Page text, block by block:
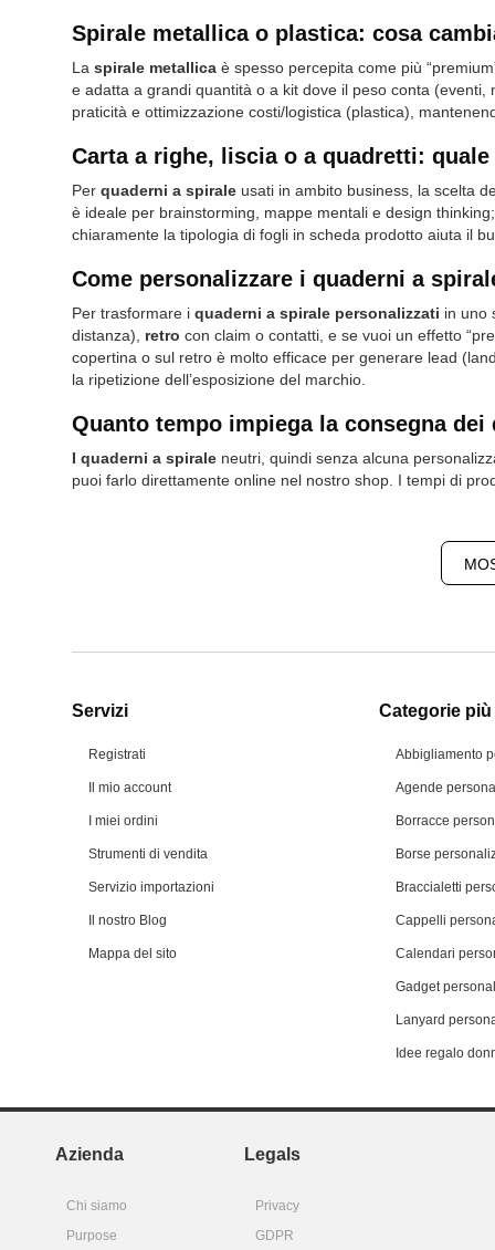
Spirale metallica o plastica: cosa
La spirale metallica è spesso percepita come più
e adatta a grandi quantità o a kit dove il peso conta
praticità e ottimizzazione costi/logistica (plastica),
Carta a righe, liscia o a quadretti:
Per quaderni a spirale usati in ambito business, la scelta
è ideale per brainstorming, mappe mentali e design
chiaramente la tipologia di fogli in scheda prodotto aiuta il
Come personalizzare i quaderni a
Per trasformare i quaderni a spirale personalizzati in uno
distanza), retro con claim o contatti, e se vuoi un effetto
copertina o sul retro è molto efficace per generare lead
la ripetizione dell’esposizione del marchio.
Quanto tempo impiega la consegna dei
I quaderni a spirale neutri, quindi senza alcuna
puoi farlo direttamente online nel nostro shop. I tempi di
Servizi
Registrati
Il mio account
I miei ordini
Strumenti di vendita
Servizio importazioni
Il nostro Blog
Mappa del sito
Categorie
Abbigliamento
Agende
Borracce
Borse
Braccialetti
Cappelli
Calendari
Gadget
Lanyard
Idee regalo
Azienda Legals
Chi siamo
Privacy
Purpose
GDPR